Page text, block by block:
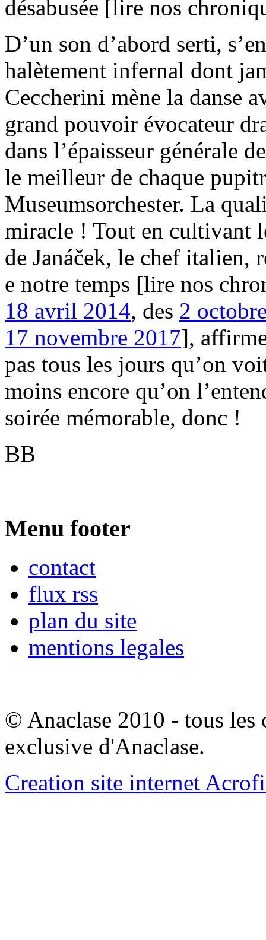
désabusée [lire nos
D’un son d’abord serti,
halètement infernal dont
Ceccherini mène la danse
grand pouvoir évocateur
dans l’épaisseur générale
le meilleur de chaque
Museumsorchester. La
miracle ! Tout en cultivant
de Janáček, le chef italien,
e notre temps [lire nos
18 avril 2014, des 2
17 novembre 2017],
pas tous les jours qu’on
moins encore qu’on
soirée mémorable, donc !
BB
Menu footer
contact
flux rss
plan du site
mentions legales
© Anaclase 2010 - tous les
exclusive d'Anaclase.
Creation site internet